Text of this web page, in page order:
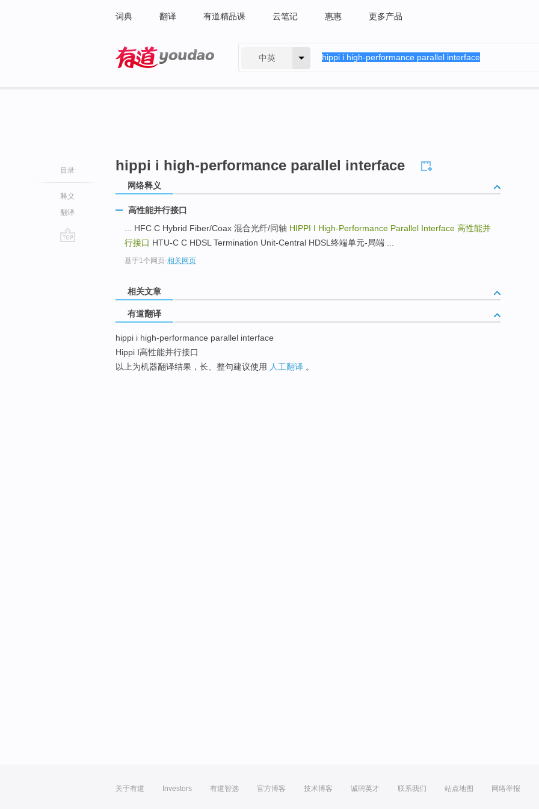
词典 翻译 有道精品课 云笔记 惠惠 更多产品
中英
目录
释义
翻译
hippi i high-performance parallel interface
网络释义
高性能并行接口
... HFC C Hybrid Fiber/Coax 混合光纤/同轴 HIPPI I High-Performance Parallel Interface 高性能并
行接口 HTU-C C HDSL Termination Unit-Central HDSL终端单元-局端 ...
基于1个网页-相关网页
相关文章
有道翻译
hippi i high-performance parallel interface
Hippi I高性能并行接口
以上为机器翻译结果，长、整句建议使用 人工翻译 。
关于有道 Investors 有道智选 官方博客 技术博客 诚聘英才 联系我们 站点地图 网络举报